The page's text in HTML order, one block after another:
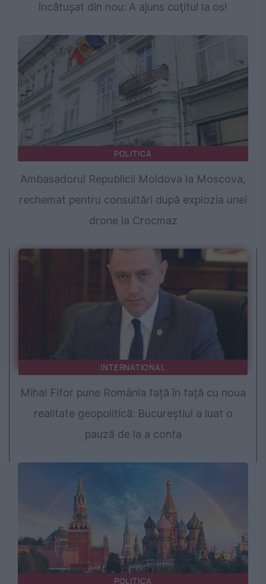
încătuşat din nou: A ajuns cuţitul la os!
POLITICA
Ambasadorul Republicii Moldova la Moscova,
rechemat pentru consultări după explozia unei
drone la Crocmaz
INTERNATIONAL
Mihai Fifor pune România față în față cu noua
realitate geopolitică: Bucureștiul a luat o
pauză de la a conta
POLITICA